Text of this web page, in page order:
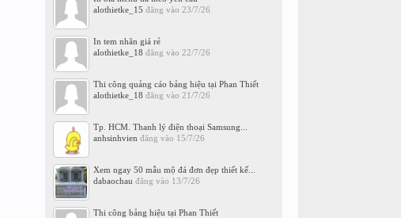
alothietke_15 đăng vào 23/7/26
In tem nhãn giá rẻ
alothietke_18 đăng vào 22/7/26
Thi công quảng cáo bảng hiệu tại Phan Thiết
alothietke_18 đăng vào 21/7/26
Tp. HCM. Thanh lý điện thoại Samsung...
anhsinhvien đăng vào 15/7/26
Xem ngay 50 mẫu mộ đá đơn đẹp thiết kế...
dabaochau đăng vào 13/7/26
Thi công bảng hiệu tại Phan Thiết